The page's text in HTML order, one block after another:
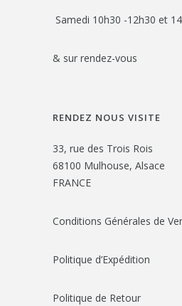
Samedi 10h30 -12h30 et
& sur rendez-vous
RENDEZ NOUS VISITE
33, rue des Trois Rois
68100 Mulhouse, Alsace
FRANCE
Conditions Générales de
Politique d’Expédition
Politique de Retour